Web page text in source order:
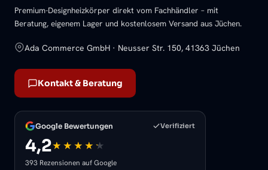
Premium-Designheizkörper direkt vom Fachhändler – mit
Beratung, eigenem Lager und kostenlosem Versand aus Jüchen.
Ada Commerce GmbH · Neusser Str. 150, 41363 Jüchen
Kontakt & Beratung
Google Bewertungen Verifiziert
4,2
393 Rezensionen auf Google